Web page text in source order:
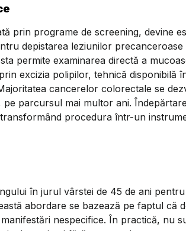
prin programe de screening, devine
depistarea leziunilor precanceroase
permite examinarea directă a
excizia polipilor, tehnică disponibilă
cancerelor colorectale se
parcursul mai multor ani.
procedura într-un
în jurul vârstei de 45 de ani
abordare se bazează pe faptul că
nespecifice. În practică, nu